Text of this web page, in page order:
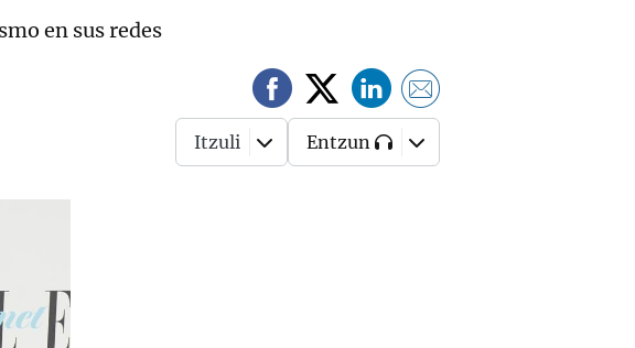
en sus redes
Itzuli Entzun